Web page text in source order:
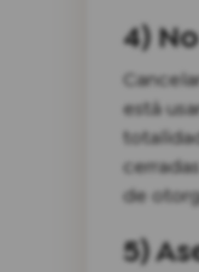
4)
está
de
5)